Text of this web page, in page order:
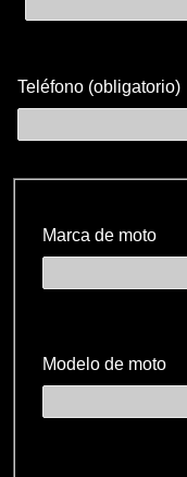
Teléfono (obligatorio)
Marca de moto
Modelo de moto